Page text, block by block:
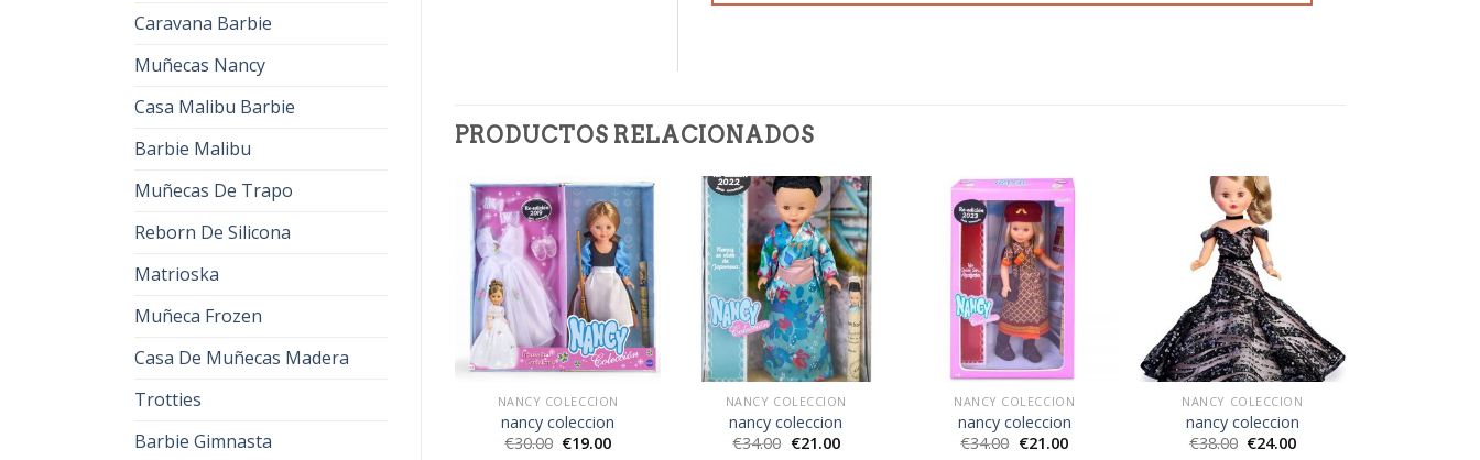
Caravana Barbie
Muñecas Nancy
Casa Malibu Barbie
Barbie Malibu
Muñecas De Trapo
Reborn De Silicona
Matrioska
Muñeca Frozen
Casa De Muñecas Madera
Trotties
Barbie Gimnasta
PRODUCTOS RELACIONADOS
NANCY COLECCION
nancy coleccion
€30.00 €19.00
NANCY COLECCION
nancy coleccion
€34.00 €21.00
NANCY COLECCION
nancy coleccion
€34.00 €21.00
NANCY COLECCION
nancy coleccion
€38.00 €24.00
NANCY COLECCION
19.00